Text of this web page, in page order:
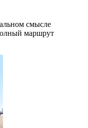
смысле
маршрут